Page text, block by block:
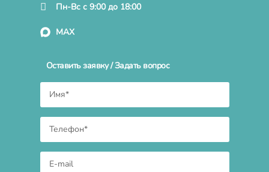
Пн-Вс с 9:00 до 18:00
MAX
Оставить заявку / Задать вопрос